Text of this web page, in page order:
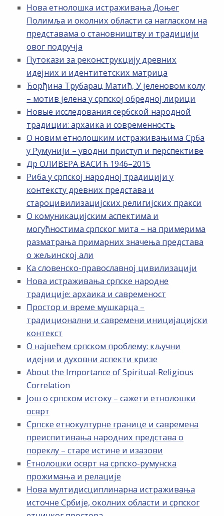
Нова етнолошка истраживања Доњег
Полимља и околних области са нагласком на
представама о становништву и традицији
овог подручја
Путокази за реконструкцију древних
идејних и идентитетских матрица
Ђорђина Трубарац Матић, У јеленовом колу
– мотив јелена у српској обредној лирици
Новые исследования сербской народной
традиции: архаика и современность
О новим етнолошким истраживањима Срба
у Румунији – уводни приступ и перспективе
Др ОЛИВЕРА ВАСИЋ 1946–2015
Риба у српској народној традицији у
контексту древних представа и
староцивилизацијских религијских пракси
О комуникацијским аспектима и
могућностима српског мита – на примерима
разматрања примарних значења представа
о жељинској али
Ка словенско-православној цивилизацији
Нова истраживања српске народне
традиције: архаика и савременост
Простор и време мушкарца –
традиционални и савремени иницијацијски
контекст
О највећем српском проблему: кључни
идејни и духовни аспекти кризе
About the Importance of Spiritual-Religious
Correlation
Још о српском истоку – сажети етнолошки
осврт
Српске етнокултурне границе и савремена
преиспитивања народних представа о
пореклу – старе истине и изазови
Етнолошки осврт на српско-румунска
прожимања и релације
Нова мултидисциплинарна истраживања
источне Србије, околних области и српског